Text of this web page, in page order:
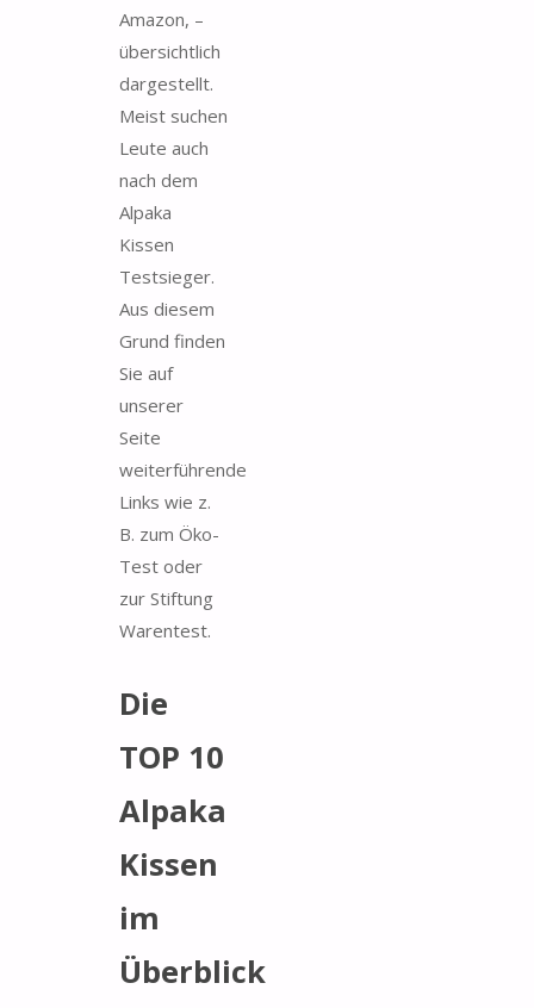
Amazon, –
übersichtlich
dargestellt.
Meist suchen
Leute auch
nach dem
Alpaka
Kissen
Testsieger.
Aus diesem
Grund finden
Sie auf
unserer
Seite
weiterführende
Links wie z.
B. zum Öko-
Test oder
zur Stiftung
Warentest.
Die
TOP 10
Alpaka
Kissen
im
Überblick